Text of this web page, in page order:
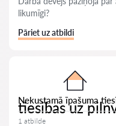
likumīgi?
Pāriet uz atbildi
Nekustamā īpašuma
tiesibas uz
1 atbilde